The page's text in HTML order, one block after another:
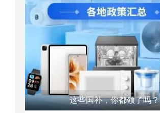
这些国补，你都领了吗？